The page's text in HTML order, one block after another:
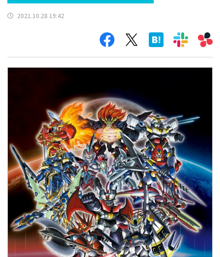
2021.10.28 19:42